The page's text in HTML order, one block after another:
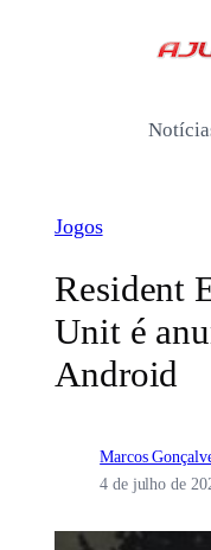
Jogos
Resident
Unit é
Android
Marcos
4 de julho de